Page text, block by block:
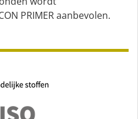
PRIMER aanbevolen.